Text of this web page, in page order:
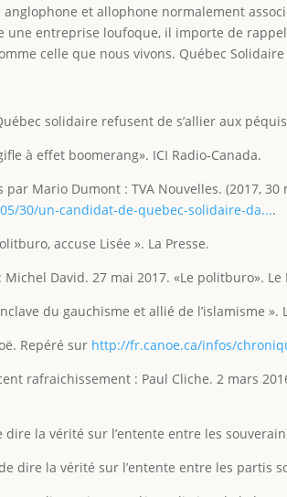
et allophone normalement
une entreprise loufoque, il importe de
celle que nous vivons. Québec
solidaire refusent de s’allier aux
à effet boomerang». ICI Radio-Canada.
Mario Dumont : TVA Nouvelles. (2017,
30/un-candidat-de-quebec-solidaire-da....
accuse Lisée ». La Presse.
David. 27 mai 2017. «Le politburo». Le
du gauchisme et allié de l’islamisme ».
Repéré sur http://fr.canoe.ca/infos/
rafraichissement : Paul Cliche. 2 mars
dire la vérité sur l’entente entre les
dire la vérité sur l’entente entre les partis